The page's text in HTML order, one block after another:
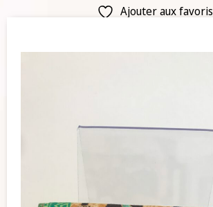
Ajouter aux favoris